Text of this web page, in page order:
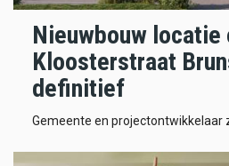
Nieuwbouw locatie
Kloosterstraat
definitief
Gemeente en projectontwikkelaar